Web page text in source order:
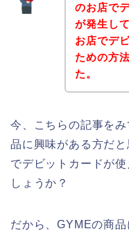
のお店で
が発生し
お店でデ
ための方
た。
今、こちらの記事を
品に興味がある方だ
でデビットカードが
しょうか？
だから、GYMEの商品